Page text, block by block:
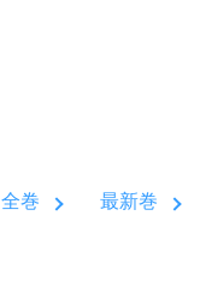
全巻 最新巻